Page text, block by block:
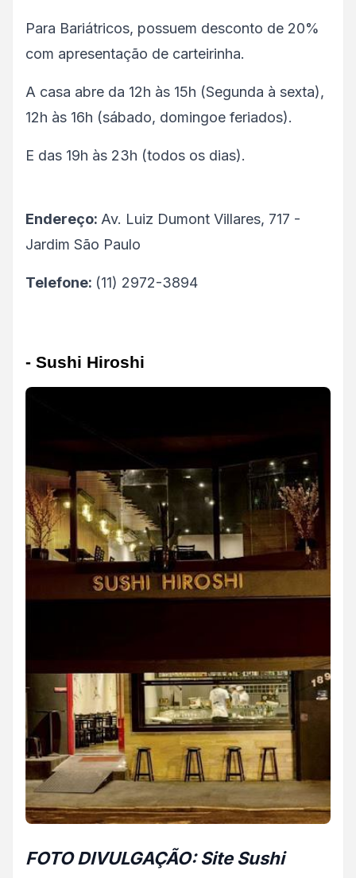
Para Bariátricos, possuem desconto de 20%
com apresentação de carteirinha.
A casa abre da 12h às 15h (Segunda à sexta),
12h às 16h (sábado, domingoe feriados).
E das 19h às 23h (todos os dias).
Endereço: Av. Luiz Dumont Villares, 717 -
Jardim São Paulo
Telefone: (11) 2972-3894
- Sushi Hiroshi
FOTO DIVULGAÇÃO: Site Sushi